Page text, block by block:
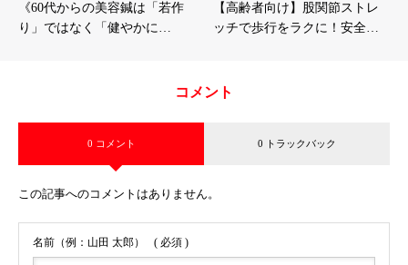
《60代からの美容鍼は「若作
り」ではなく「健やかに…
【高齢者向け】股関節ストレ
ッチで歩行をラクに！安全…
コメント
0 コメント 0 トラックバック
この記事へのコメントはありません。
名前（例：山田 太郎） ( 必須 )